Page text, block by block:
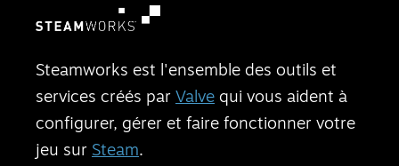
Steamworks est l'ensemble des outils et
services créés par Valve qui vous aident à
configurer, gérer et faire fonctionner votre
jeu sur Steam.